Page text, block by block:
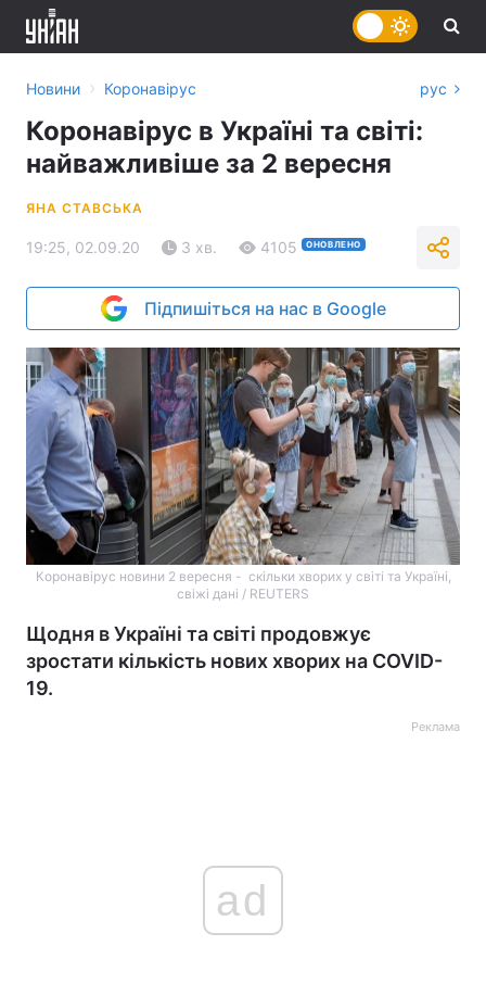
Новини › Коронавірус рус
Коронавірус в Україні та світі:
найважливіше за 2 вересня
ЯНА СТАВСЬКА
19:25, 02.09.20 3 хв. 4105 ОНОВЛЕНО
Підпишіться на нас в Google
Коронавірус новини 2 вересня - скільки хворих у світі та Україні,
свіжі дані / REUTERS
Щодня в Україні та світі продовжує
зростати кількість нових хворих на COVID-
19.
Реклама
ad